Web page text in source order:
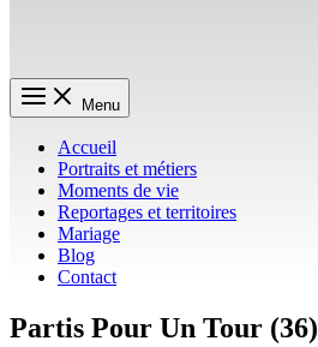
Menu
Accueil
Portraits et métiers
Moments de vie
Reportages et territoires
Mariage
Blog
Contact
Partis Pour Un Tour (36)